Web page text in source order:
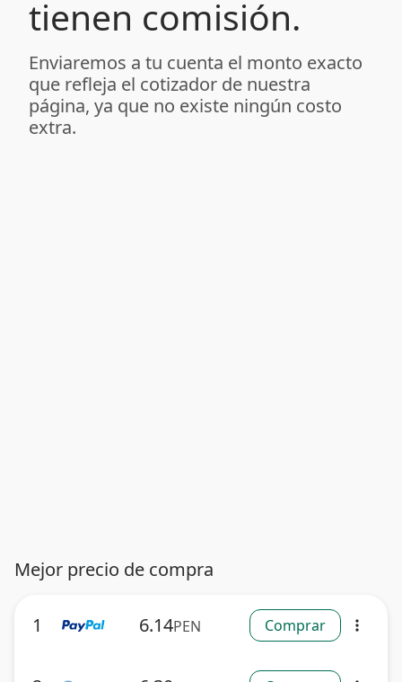
tienen comisión.
Enviaremos a tu cuenta el monto exacto
que refleja el cotizador de nuestra
página, ya que no existe ningún costo
extra.
Mejor precio de compra
1 6.14PEN Comprar more_vert